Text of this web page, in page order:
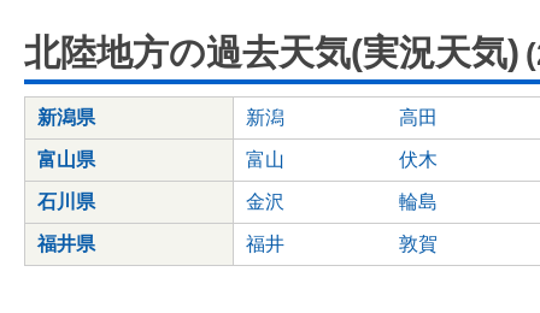
北陸地方の過去天気(実況天気)
新潟県 新潟 高田
富山県 富山 伏木
石川県 金沢 輪島
福井県 福井 敦賀